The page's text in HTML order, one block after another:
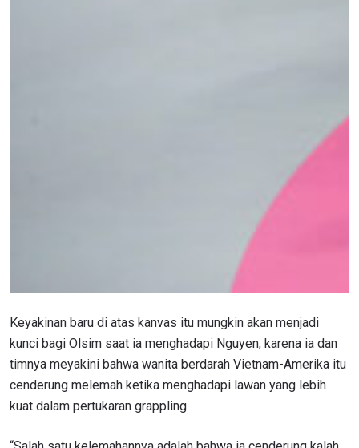
Keyakinan baru di atas kanvas itu mungkin akan menjadi
kunci bagi Olsim saat ia menghadapi Nguyen, karena ia dan
timnya meyakini bahwa wanita berdarah Vietnam-Amerika itu
cenderung melemah ketika menghadapi lawan yang lebih
kuat dalam pertukaran grappling.